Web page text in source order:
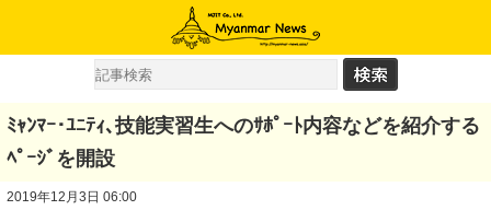
ﾐｬﾝﾏｰ･ﾕﾆﾃｨ､技能実習生へのｻﾎﾟｰﾄ内容などを紹介する
ﾍﾟｰｼﾞを開設
2019年12月3日 06:00